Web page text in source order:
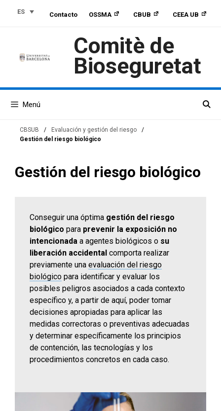
ES Contacto OSSMA CBUB CEEA UB
Comitè de
Bioseguretat
Menú
CBSUB / Evaluación y gestión del riesgo
/
Gestión del riesgo biológico
Gestión del riesgo biológico
Conseguir una óptima gestión del riesgo
biológico para prevenir la exposición no
intencionada a agentes biológicos o su
liberación accidental comporta realizar
previamente una evaluación del riesgo
biológico para identificar y evaluar los
posibles peligros asociados a cada contexto
específico y, a partir de aquí, poder tomar
decisiones apropiadas para aplicar las
medidas correctoras o preventivas adecuadas
y determinar específicamente los principios
de contención, las tecnologías y los
procedimientos concretos en cada caso.